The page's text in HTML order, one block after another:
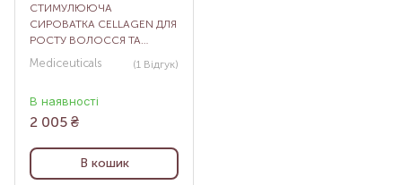
СТИМУЛЮЮЧА
СИРОВАТКА CELLAGEN ДЛЯ
РОСТУ ВОЛОССЯ ТА
ЗДОРОВ’Я ШКІРИ ГОЛОВИ
Mediceuticals (1 Відгук)
В наявності
2 005 ₴
В кошик